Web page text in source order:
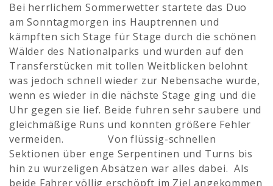
Bei herrlichem Sommerwetter startete das Duo
am Sonntagmorgen ins Hauptrennen und
kämpften sich Stage für Stage durch die schönen
Wälder des Nationalparks und wurden auf den
Transferstücken mit tollen Weitblicken belohnt
was jedoch schnell wieder zur Nebensache wurde,
wenn es wieder in die nächste Stage ging und die
Uhr gegen sie lief. Beide fuhren sehr saubere und
gleichmäßige Runs und konnten größere Fehler
vermeiden. Von flüssig-schnellen
Sektionen über enge Serpentinen und Turns bis
hin zu wurzeligen Absätzen war alles dabei. Als
beide Fahrer völlig erschöpft im Ziel angekommen